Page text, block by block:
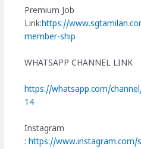
Premium Job
Link:https://
member-ship
WHATSAPP CHANNEL LINK
https://whatsapp.com/
14
Instagram
:https://www.instagram.com/